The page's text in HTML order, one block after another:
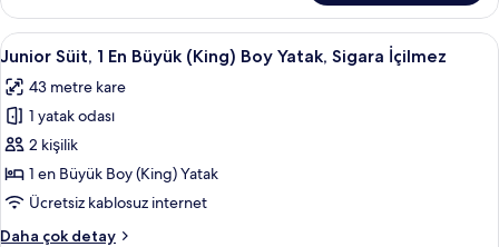
tüm
fotoğrafları
görün
Büyük
(King)
Boy
Sigara
İçilmez
daha
fazla
detay
Junior
Süit,
1
En
Büyük
(King)
Boy
Junior Süit, 1 En Büyük (King) Boy
4
Junior Süit, 1 En Büyük (King) Boy Yatak, Sigara İçilmez
43 metre kare
1 yatak odası
2 kişilik
1 en Büyük Boy (King) Yatak
Ücretsiz kablosuz internet
Daha çok detay
Junior